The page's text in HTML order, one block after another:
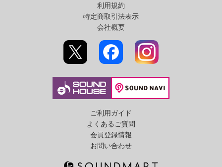
利用規約
特定商取引法表示
会社概要
ご利用ガイド
よくあるご質問
会員登録情報
お問い合わせ